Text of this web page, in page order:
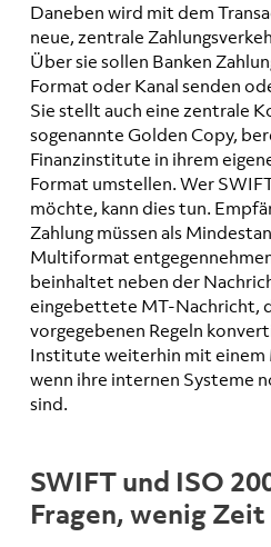
Daneben wird mit dem
neue, zentrale
Über sie sollen Banken
Format oder Kanal senden
Sie stellt auch eine zentrale
sogenannte Golden Copy,
Finanzinstitute in ihrem
Format umstellen. Wer
möchte, kann dies tun.
Zahlung müssen als
Multiformat
beinhaltet neben der
eingebettete MT-Nachricht,
vorgegebenen Regeln
Institute weiterhin mit einem
wenn ihre internen Systeme
sind.
SWIFT und ISO
Fragen, wenig Zeit